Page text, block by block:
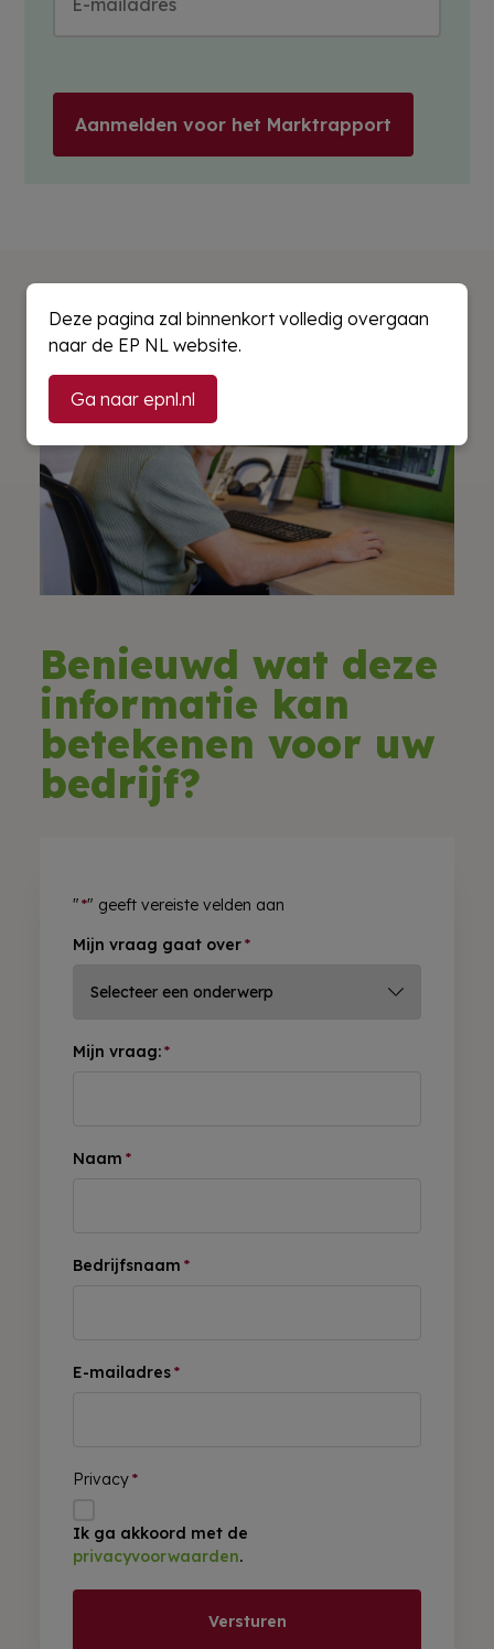
Aanmelden voor het Marktrapport
Benieuwd wat deze
informatie kan
betekenen voor uw
bedrijf?
"*" geeft vereiste velden aan
Mijn vraag gaat over*
Mijn vraag:*
Naam *
Bedrijfsnaam *
E-mailadres*
Privacy*
Ik ga akkoord met de
privacyvoorwaarden.
Versturen
Deze pagina zal binnenkort volledig overgaan
naar de EP NL website.
Ga naar epnl.nl